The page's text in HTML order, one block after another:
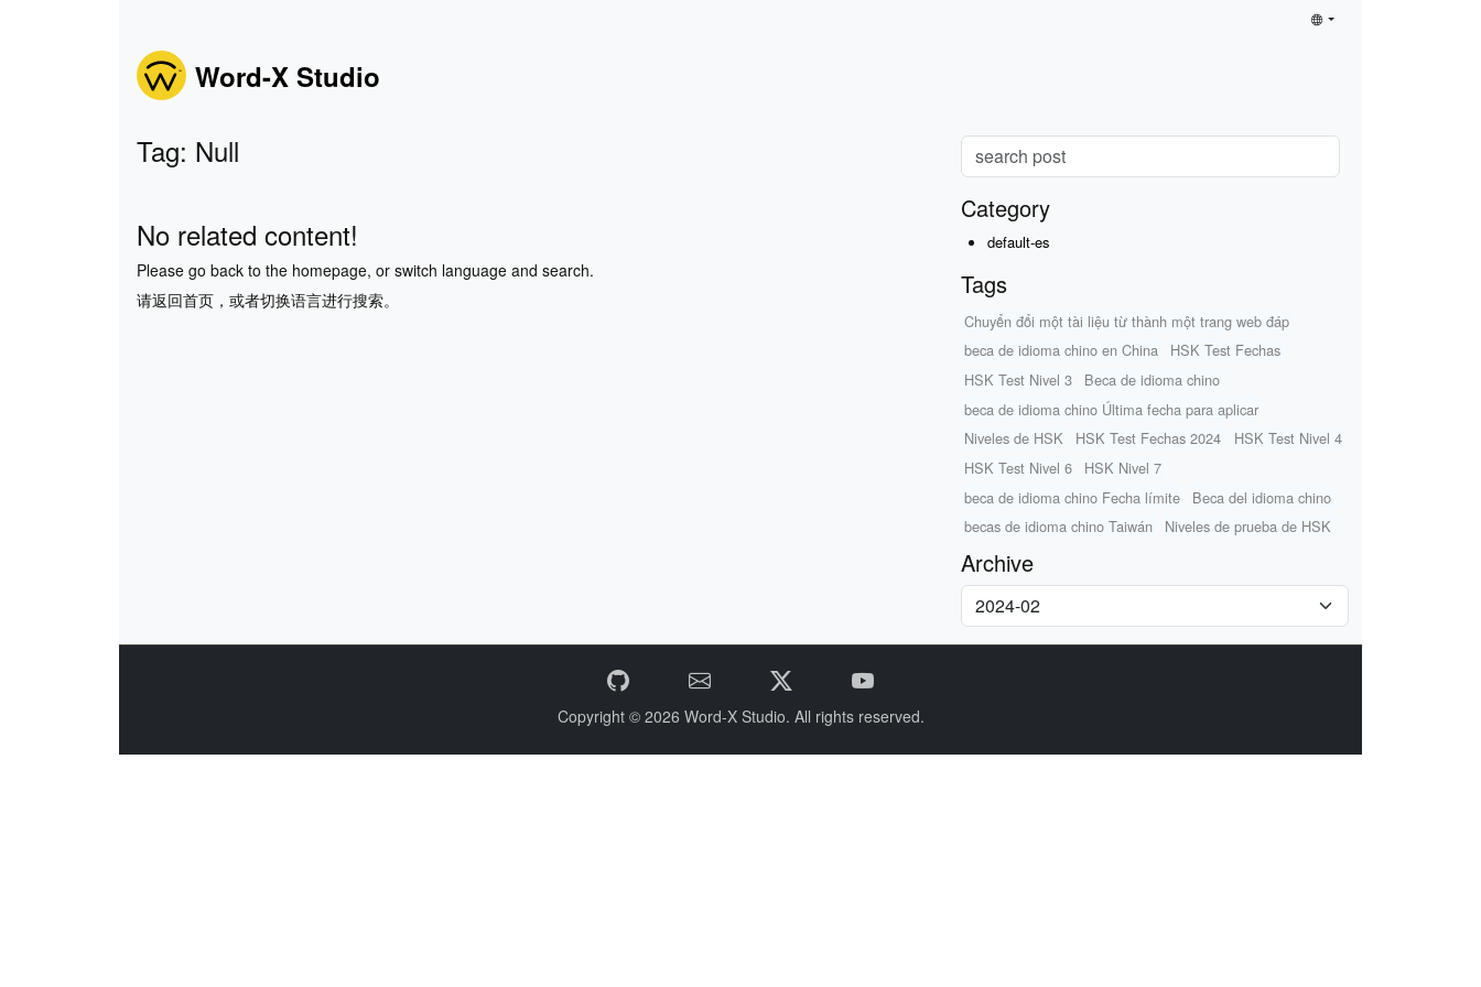
Word-X Studio
Tag: Null
No related content!
Please go back to the homepage, or switch language and search.
请返回首页，或者切换语言进行搜索。
Category
default-es
Tags
Chuyển đổi một tài liệu từ thành một trang web đáp
beca de idioma chino en China
HSK Test Fechas
HSK Test Nivel 3
Beca de idioma chino
beca de idioma chino Última fecha para aplicar
Niveles de HSK
HSK Test Fechas 2024
HSK Test Nivel 4
HSK Test Nivel 6
HSK Nivel 7
beca de idioma chino Fecha límite
Beca del idioma chino
becas de idioma chino Taiwán
Niveles de prueba de HSK
Archive
Copyright © 2026 Word-X Studio. All rights reserved.